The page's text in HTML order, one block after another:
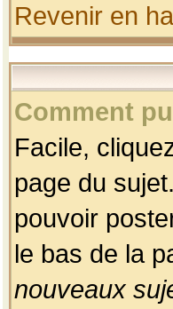
Revenir en
Comment
Facile,
page du
pouvoir
le bas de la
nouveaux